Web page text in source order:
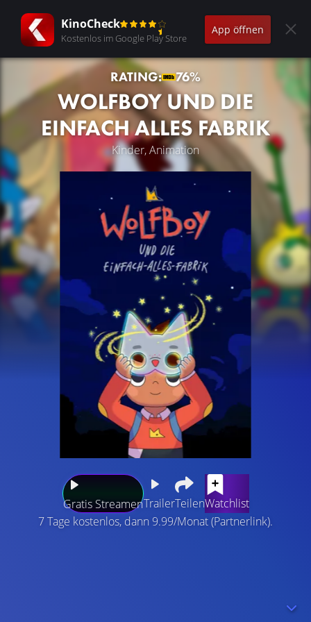
KinoCheck
Kostenlos im Google Play Store
App öffnen
RATING: 76%
WOLFBOY UND DIE
EINFACH ALLES FABRIK
Kinder, Animation
Gratis StreamenTrailerTeilenWatchlist
7 Tage kostenlos, dann 9.99/Monat (Partnerlink).
Freunden lernt er, dass seine lebhafte Vorstellungskraft